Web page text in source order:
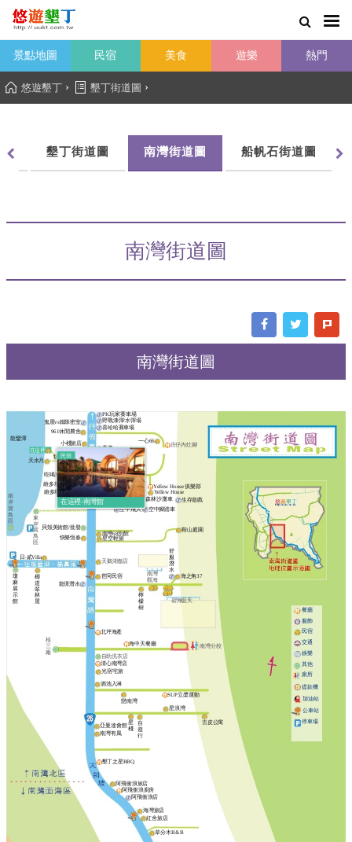
景點地圖 民宿 美食 遊樂 熱門
悠遊墾丁 › 墾丁街道圖 ›
墾丁街道圖 南灣街道圖 船帆石街道圖
南灣街道圖
南灣街道圖
民宿
在這裡-南灣館
龍鑾潭
餐廳
服飾
民宿
交通
娛樂
其他
廁所
提款機
加油站
停車場
PK玩家賽車場
喜哈哈賽車場
鬼屋vs鐵珠密室
炫風賽車場 和風會館
一心66
哈利波特飛球場 森林沙灘車
天鵝湖飯店
維多利亞沙灘車
東
岸
賞
鳥
區
南
岸
賞
鳥
區
貝殼美術館/批發
碧海藍天
南灣
觀海
北坪海產
清心南灣店
戀南灣
南灣分校
亞曼達會館
墾丁之星BBQ
椰
道
翠
林
屋
瓊
麻
展
示
館
龍璟潛水
核
三
廠
生存遊戲
831漆彈
維多利亞騎馬場
童趣
古皮公寓
海灣旅店
悅
夏
小棧旅店
野戰漆彈/水彈場
公車站
天水月
空中飛人 空中腳踏車
星浪灣
961休閒農舍
賀
宜
拉
星
棧
Yellow House 俱樂部
Yellow House
在這裡
庄仔內灶腳
苣同民宿
自
遊
行
草分木B＆B
鞍山庭園
快樂恆春
阿飛衝浪廚房
檸
檬
樹
阿飛衝浪旅店
阿飛衝浪店
海中天餐廳
日‧貳Villa
星空輕旅
紅舍旅店
酒池入淋
海之角37
舒
服
潛
水
光宿宅旅
南灣有風
自助洗衣店
南灣68別館
吃喝玩樂墾丁趣
SUP立槳運動